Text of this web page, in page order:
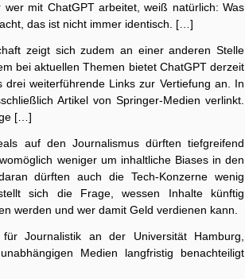
wer mit ChatGPT arbeitet, weiß natürlich: Was
das ist nicht immer identisch. […]
zeigt sich zudem an einer anderen Stelle
bei aktuellen Themen bietet ChatGPT derzeit
drei weiterführende Links zur Vertiefung an. In
Artikel von Springer-Medien verlinkt.
[…]
auf den Journalismus dürften tiefgreifend
weniger um inhaltliche Biases in den
dürften auch die Tech-Konzerne wenig
sich die Frage, wessen Inhalte künftig
werden und wer damit Geld verdienen kann.
Journalistik an der Universität Hamburg,
Medien langfristig benachteiligt